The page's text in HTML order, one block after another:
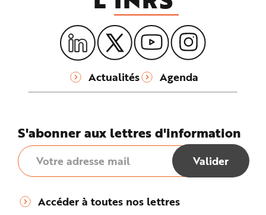
Actualités Agenda
S'abonner aux lettres d'information
Accéder à toutes nos lettres